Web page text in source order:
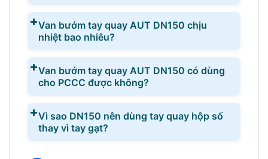
Van bướm tay quay AUT DN150 chịu
nhiệt bao nhiêu?
Van bướm tay quay AUT DN150 có dùng
cho PCCC được không?
Vì sao DN150 nên dùng tay quay hộp số
thay vì tay gạt?